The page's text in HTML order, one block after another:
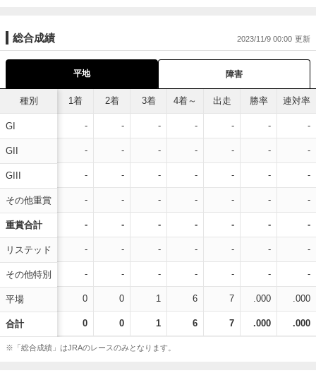
総合成績 2023/11/9 00:00
平地 障害
種別
GI
GII
GIII
その他重賞
重賞合計
リステッド
その他特別
平場
合計
1着 2着 3着 4着～ 出走 勝率 連対率
- - - - - - -
- - - - - - -
- - - - - - -
- - - - - - -
- - - - - - -
- - - - - - -
- - - - - - -
0 0 1 6 7 .000 .000
0 0 1 6 7 .000 .000
※「総合成績」はJRAのレースのみとなります。